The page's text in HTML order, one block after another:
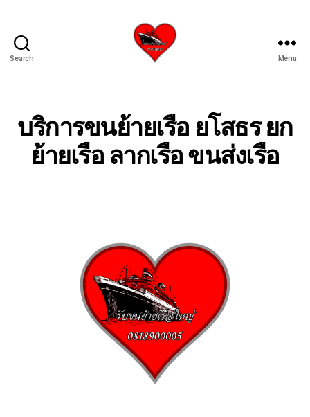
Search
ย้าย
เรือ
ใหญ่
เครน
ทะเล
โทร
0818900005
บริษัท
ของ
เรา
เชี่ยวชาญ
งาน
ขน
Menu
บริการขนย้ายเรือ ยโสธร ยก
ย้ายเรือ ลากเรือ ขนส่งเรือ